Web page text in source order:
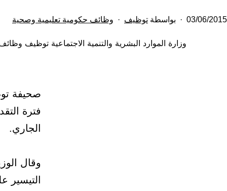
تم
في
03/06/2015 بواسطة توظيف
مصنف
وظائف حكومية تعليمية وصحية
وزارة الموارد البشرية والتنمية الاجتماعية توظيف
صحيفة
الجاري.
وقال
التيسير